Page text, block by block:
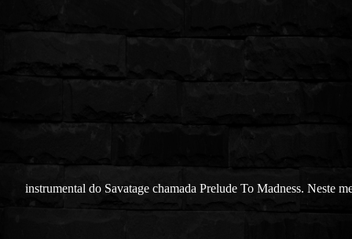
instrumental do Savatage chamada Prelude To Madness. Neste